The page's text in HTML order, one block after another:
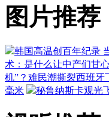
图片推荐
韩国高温创百年纪录
术：是什么让中产们甘
机”？难民潮撕裂西班牙
毫米
秘鲁纳斯卡观光